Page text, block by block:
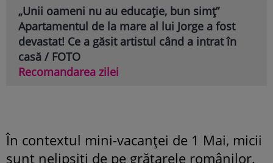
„Unii oameni nu au educație, bun simț”
Apartamentul de la mare al lui Jorge a fost
devastat! Ce a găsit artistul când a intrat în
casă / FOTO
Recomandarea zilei
În contextul mini-vacanței de 1 Mai, micii
sunt nelipsiți de pe grătarele românilor.